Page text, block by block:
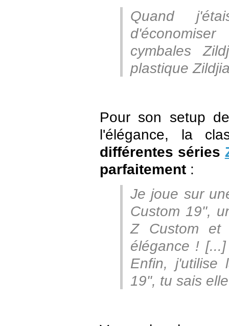
Quand
cymbales
plastique
Pour son setup
l'élégance, la
différentes séries
parfaitement :
Je joue sur
Custom 19",
Z Custom
élégance !
Enfin, j'utilise
19", tu sais